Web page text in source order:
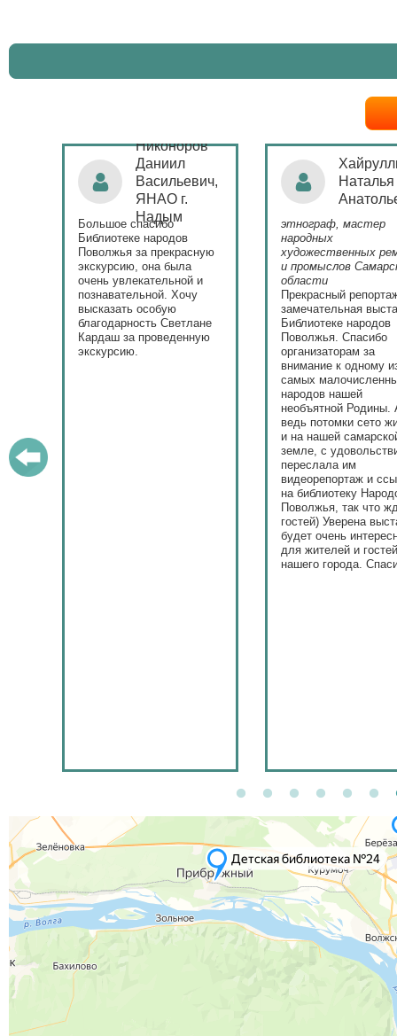
Никоноров
Даниил
Васильевич,
ЯНАО г.
Надым
Большое спасибо
Библиотеке народов
Поволжья за прекрасную
экскурсию, она была
очень увлекательной и
познавательной. Хочу
высказать особую
благодарность Светлане
Кардаш за проведенную
экскурсию.
Наталья
этнограф, мастер
народных
художественных
и промыслов
области
Прекрасный
замечательная
Библиотеке народов
Поволжья. Спасибо
организаторам за
внимание к одному
самых
народов нашей
необъятной Родины.
ведь потомки сето
и на нашей
земле, с
переслала им
видеорепортаж и
на библиотеку
Поволжья, так что
гостей) Уверена
будет очень
для жителей и
нашего города.